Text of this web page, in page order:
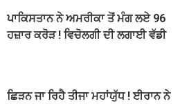
ਪਾਕਿਸਤਾਨ ਨੇ ਅਮਰੀਕਾ ਤੋਂ ਮੰਗ ਲਏ 96
ਹਜ਼ਾਰ ਕਰੋੜ ! ਵਿਚੋਲਗੀ ਦੀ ਲਗਾਈ ਵੱਡੀ
ਛਿੜਨ ਜਾ ਰਿਹੈ ਤੀਜਾ ਮਹਾਂਯੁੱਧ ! ਈਰਾਨ ਨੇ